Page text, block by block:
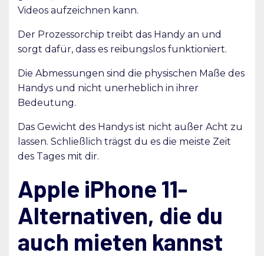
Videos aufzeichnen kann.
Der Prozessorchip treibt das Handy an und
sorgt dafür, dass es reibungslos funktioniert.
Die Abmessungen sind die physischen Maße des
Handys und nicht unerheblich in ihrer
Bedeutung.
Das Gewicht des Handys ist nicht außer Acht zu
lassen. Schließlich trägst du es die meiste Zeit
des Tages mit dir.
Apple iPhone 11-
Alternativen, die du
auch mieten kannst